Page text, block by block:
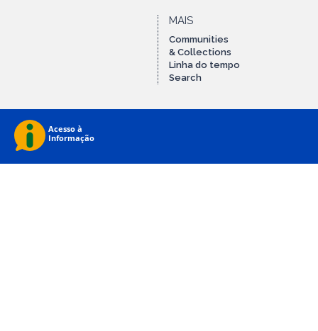
MAIS
Communities
& Collections
Linha do tempo
Search